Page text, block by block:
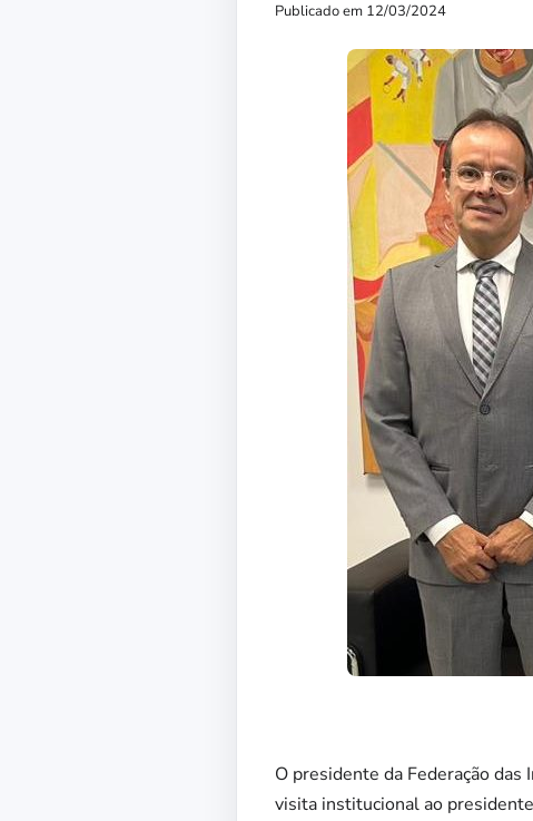
Publicado em 12/03/2024
O presidente da Federação
visita institucional ao